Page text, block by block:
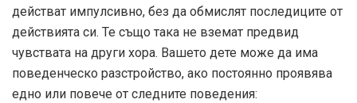
действат импулсивно, без да обмислят последиците от
действията си. Те също така не вземат предвид
чувствата на други хора. Вашето дете може да има
поведенческо разстройство, ако постоянно проявява
едно или повече от следните поведения: